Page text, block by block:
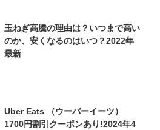
玉ねぎ高騰の理由は？いつまで高い
のか、安くなるのはいつ？2022年
最新
Uber Eats （ウーバーイーツ）
1700円割引クーポンあり!2024年4